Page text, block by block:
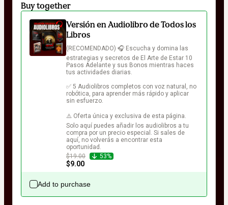
Buy together
Versión en Audiolibro de Todos los
Libros
(RECOMENDADO) 🎧 Escucha y domina las
estrategias y secretos de El Arte de Estar 10
Pasos Adelante y sus Bonos mientras haces
tus actividades diarias.
✅ 5 Audiolibros completos con voz natural, no
robótica, para aprender más rápido y aplicar
sin esfuerzo.
⚠️ Oferta única y exclusiva de esta página.
Solo aquí puedes añadir los audiolibros a tu
compra por un precio especial. Si sales de
aquí, no volverás a encontrar esta
oportunidad.
$19.00
53%
$9.00
Add to purchase